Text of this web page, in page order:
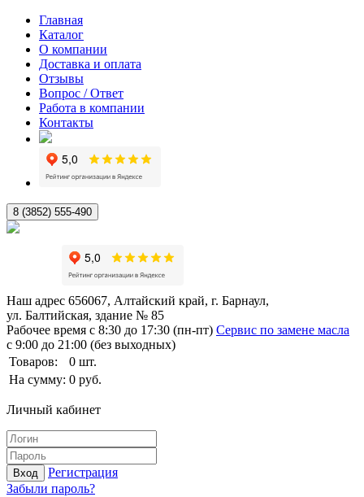
Главная
Каталог
О компании
Доставка и оплата
Отзывы
Вопрос / Ответ
Работа в компании
Контакты
8 (3852) 555-490
Наш адрес 656067, Алтайский край, г. Барнаул,
ул. Балтийская, здание № 85
Рабочее время с 8:30 до 17:30 (пн-пт) Сервис по замене масла
с 9:00 до 21:00 (без выходных)
Товаров:
0 шт.
На сумму: 0 руб.
Личный кабинет
Вход
Регистрация
Забыли пароль?